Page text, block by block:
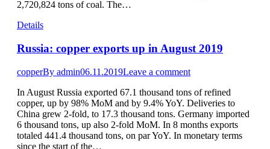
2,720,824 tons of coal. The…
Details
Russia: copper exports up in August 2019
copperBy admin06.11.2019Leave a comment
In August Russia exported 67.1 thousand tons of refined
copper, up by 98% MoM and by 9.4% YoY. Deliveries to
China grew 2-fold, to 17.3 thousand tons. Germany imported
6 thousand tons, up also 2-fold MoM. In 8 months exports
totaled 441.4 thousand tons, on par YoY. In monetary terms
since the start of the…